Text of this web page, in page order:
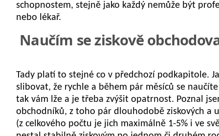
schopnostem, stejně jako každý nemůže být
nebo lékař.
Naučím se ziskově
Tady platí to stejné co v předchozí podkapitole.
slibovat, že rychle a během pár měsíců se
tak vám lže a je třeba zvýšit opatrnost. Poznal
obchodníků, z toho pár dlouhodobě ziskových a
(z celkového počtu je jich maximálně 1-5% i ve